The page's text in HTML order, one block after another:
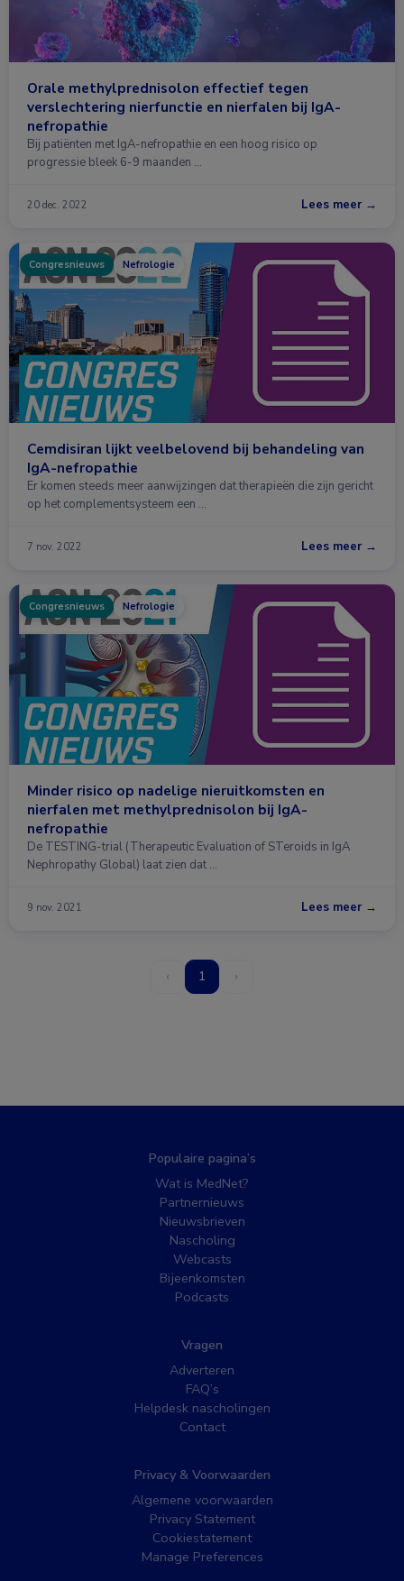
Orale methylprednisolon effectief tegen
verslechtering nierfunctie en nierfalen bij IgA-
nefropathie
Bij patiënten met IgA-nefropathie en een hoog risico op
progressie bleek 6-9 maanden …
20 dec. 2022 Lees meer →
Congresnieuws Nefrologie
Cemdisiran lijkt veelbelovend bij behandeling van
IgA-nefropathie
Er komen steeds meer aanwijzingen dat therapieën die zijn gericht
op het complementsysteem een …
7 nov. 2022 Lees meer →
Congresnieuws Nefrologie
Minder risico op nadelige nieruitkomsten en
nierfalen met methylprednisolon bij IgA-
nefropathie
De TESTING-trial (Therapeutic Evaluation of STeroids in IgA
Nephropathy Global) laat zien dat …
9 nov. 2021 Lees meer →
‹ 1 ›
Populaire pagina’s
Wat is MedNet?
Partnernieuws
Nieuwsbrieven
Nascholing
Webcasts
Bijeenkomsten
Podcasts
Vragen
Adverteren
FAQ’s
Helpdesk nascholingen
Contact
Privacy & Voorwaarden
Algemene voorwaarden
Privacy Statement
Cookiestatement
Manage Preferences